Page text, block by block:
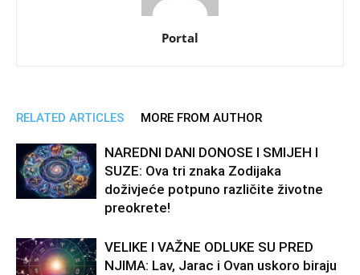
Portal
RELATED ARTICLES MORE FROM AUTHOR
NAREDNI DANI DONOSE I SMIJEH I
SUZE: Ova tri znaka Zodijaka
doživjeće potpuno različite životne
preokrete!
VELIKE I VAŽNE ODLUKE SU PRED
NJIMA: Lav, Jarac i Ovan uskoro biraju